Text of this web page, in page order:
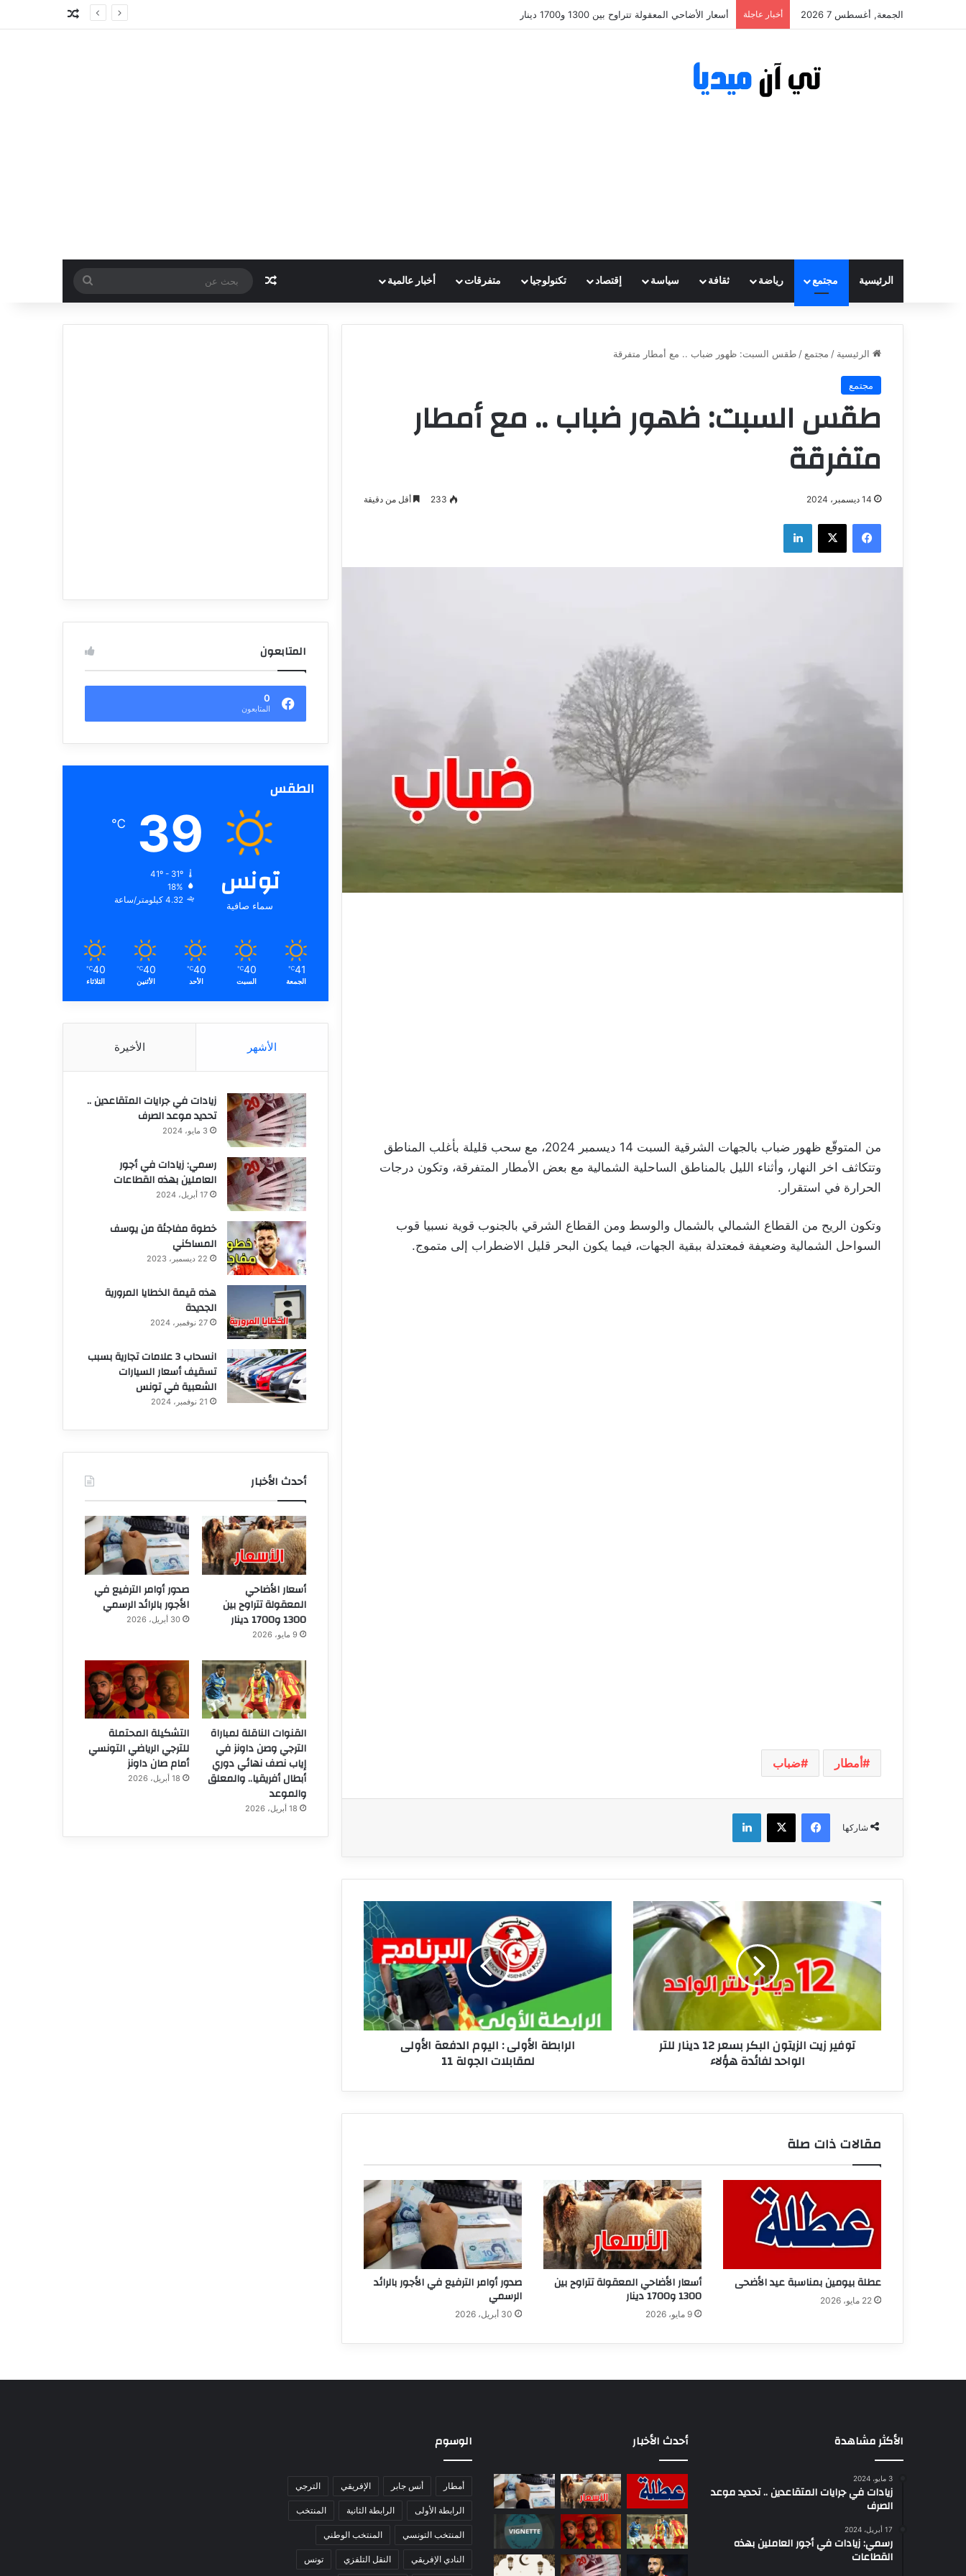
الجمعة, أغسطس 7 2026 أخبار عاجلة أسعار الأضاحي المعقولة تتراوح بين 1300 و1700 دينار مقال عشوائي
الرئيسية مجتمع رياضة ثقافة سياسة إقتصاد تكنولوجيا متفرقات أخبار عالمية مقال عشوائي
بحث
عن
الرئيسية / مجتمع / طقس السبت: ظهور ضباب .. مع أمطار متفرقة
مجتمع
طقس السبت: ظهور ضباب .. مع أمطار
متفرقة
14 ديسمبر، 2024 233 أقل من دقيقة
فيسبوك ‫X لينكدإن
من المتوقّع ظهور ضباب بالجهات الشرقية السبت 14 ديسمبر 2024، مع سحب قليلة بأغلب المناطق
وتتكاثف اخر النهار، وأثناء الليل بالمناطق الساحلية الشمالية مع بعض الأمطار المتفرقة، وتكون درجات
الحرارة في استقرار.
وتكون الريح من القطاع الشمالي بالشمال والوسط ومن القطاع الشرقي بالجنوب قوية نسبيا قوب
السواحل الشمالية وضعيفة فمعتدلة ببقية الجهات، فيما يكون البحر قليل الاضطراب إلى متموج.
أمطار ضباب
شاركها
فيسبوك ‫X لينكدإن
توفير
الزيتون
بسعر
للتر
الواحد
توفير زيت الزيتون البكر بسعر 12 دينار للتر
الواحد لفائدة هؤلاء
الأولى
الجولة
11
الرابطة الأولى : اليوم الدفعة الأولى
لمقابلات الجولة 11
مقالات ذات صلة
عطلة بيومين بمناسبة عيد الأضحى
22 مايو، 2026
أسعار الأضاحي المعقولة تتراوح بين
1300 و1700 دينار
9 مايو، 2026
صدور أوامر الترفيع في الأجور بالرائد
الرسمي
30 أبريل، 2026
المتابعون
0
المتابعون
الطقس
تونس
سماء صافية
39
℃
41º - 31º
18%
4.32 كيلومتر/ساعة
41
℃
الجمعة
40
℃
السبت
40
℃
الأحد
40
℃
الأثنين
40
℃
الثلاثاء
الأشهر الأخيرة
زيادات في جرايات المتقاعدين ..
تحديد موعد الصرف
3 مايو، 2024
رسمي: زيادات في أجور
العاملين بهذه القطاعات
17 أبريل، 2024
خطوة مفاجئة من يوسف
المساكني
22 ديسمبر، 2023
هذه قيمة الخطايا المرورية
الجديدة
27 نوفمبر، 2024
انسحاب 3 علامات تجارية بسبب
تسقيف أسعار السيارات
الشعبية في تونس
21 نوفمبر، 2024
أحدث الأخبار
أسعار الأضاحي
المعقولة تتراوح بين
1300 و1700 دينار
9 مايو، 2026
صدور أوامر الترفيع في
الأجور بالرائد الرسمي
30 أبريل، 2026
القنوات الناقلة لمباراة
الترجي وصن داونز في
إياب نصف نهائي دوري
أبطال أفريقيا.. والمعلق
والموعد
18 أبريل، 2026
التشكيلة المحتملة
للترجي الرياضي التونسي
أمام صان داونز
18 أبريل، 2026
الأكثر مشاهدة
3 مايو، 2024
زيادات في جرايات المتقاعدين .. تحديد موعد
الصرف
17 أبريل، 2024
رسمي: زيادات في أجور العاملين بهذه
القطاعات
أحدث الأخبار الوسوم
أمطار أنس جابر الإفريقي الترجي
الرابطة الأولى الرابطة الثانية المنتخب
المنتخب التونسي المنتخب الوطني
النادي الإفريقي النقل التلفزي تونس